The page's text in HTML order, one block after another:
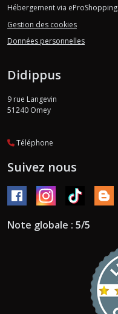
Hébergement via eProShopping
Gestion des cookies
Données personnelles
Didippus
9 rue Langevin
51240 Omey
Téléphone
Suivez nous
Note globale : 5/5